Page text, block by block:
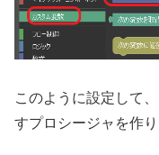
このように設定して
すプロシージャを作り